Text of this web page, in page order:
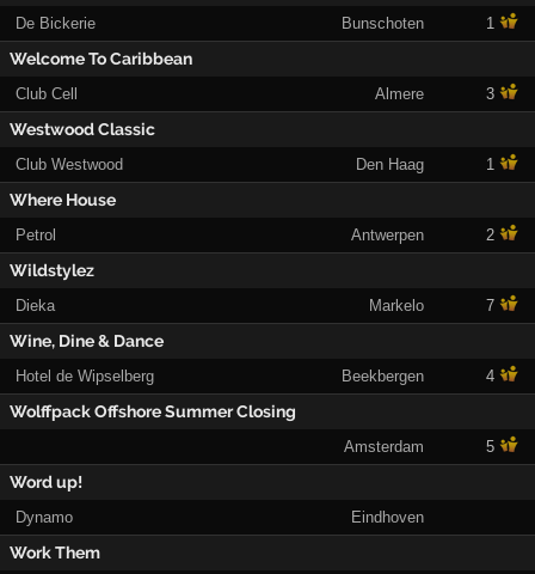
De Bickerie Bunschoten 1
Welcome To Caribbean
Club Cell Almere 3
Westwood Classic
Club Westwood Den Haag 1
Where House
Petrol Antwerpen 2
Wildstylez
Dieka Markelo 7
Wine, Dine & Dance
Hotel de Wipselberg Beekbergen 4
Wolffpack Offshore Summer Closing
Amsterdam 5
Word up!
Dynamo Eindhoven
Work Them